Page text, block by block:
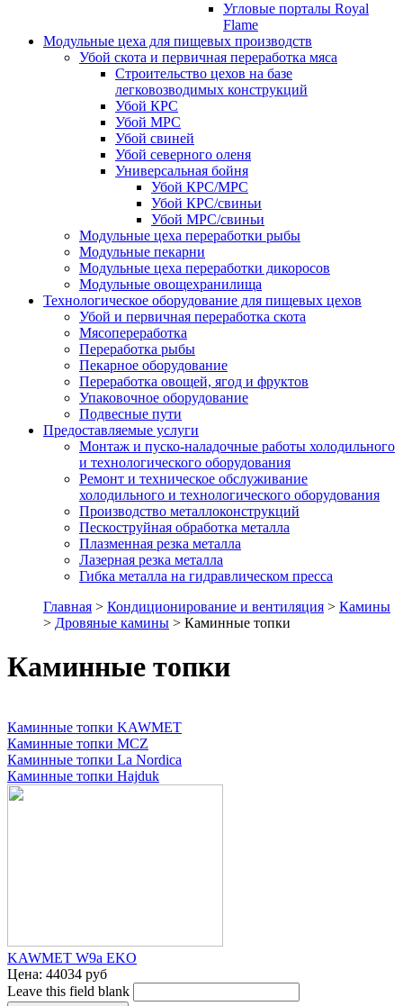
Угловые порталы Royal
Flame
Модульные цеха для пищевых производств
Убой скота и первичная переработка мяса
Строительство цехов на базе
легковозводимых конструкций
Убой КРС
Убой МРС
Убой свиней
Убой северного оленя
Универсальная бойня
Убой КРС/МРС
Убой КРС/свиньи
Убой МРС/свиньи
Модульные цеха переработки рыбы
Модульные пекарни
Модульные цеха переработки дикоросов
Модульные овощехранилища
Технологическое оборудование для пищевых цехов
Убой и первичная переработка скота
Мясопереработка
Переработка рыбы
Пекарное оборудование
Переработка овощей, ягод и фруктов
Упаковочное оборудование
Подвесные пути
Предоставляемые услуги
Монтаж и пуско-наладочные работы холодильного
и технологического оборудования
Ремонт и техническое обслуживание
холодильного и технологического оборудования
Производство металлоконструкций
Пескоструйная обработка металла
Плазменная резка металла
Лазерная резка металла
Гибка металла на гидравлическом пресса
Главная > Кондиционирование и вентиляция > Камины
> Дровяные камины > Каминные топки
Каминные топки
Каминные топки KAWMET
Каминные топки MCZ
Каминные топки La Nordica
Каминные топки Hajduk
KAWMET W9a EKO
Цена: 44034 руб
Leave this field blank